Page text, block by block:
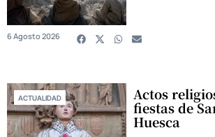
6 Agosto 2026
ACTUALIDAD Actos
fiestas de
Huesca